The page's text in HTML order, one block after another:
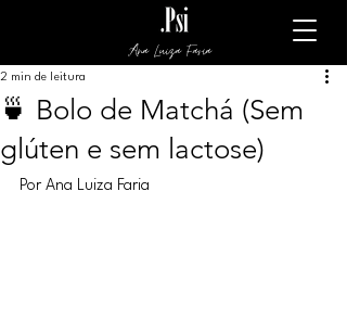
Ana Luiza Faria
🍵 Bolo de Matchá (Sem
glúten e sem lactose)
2 min de leitura
Por Ana Luiza Faria